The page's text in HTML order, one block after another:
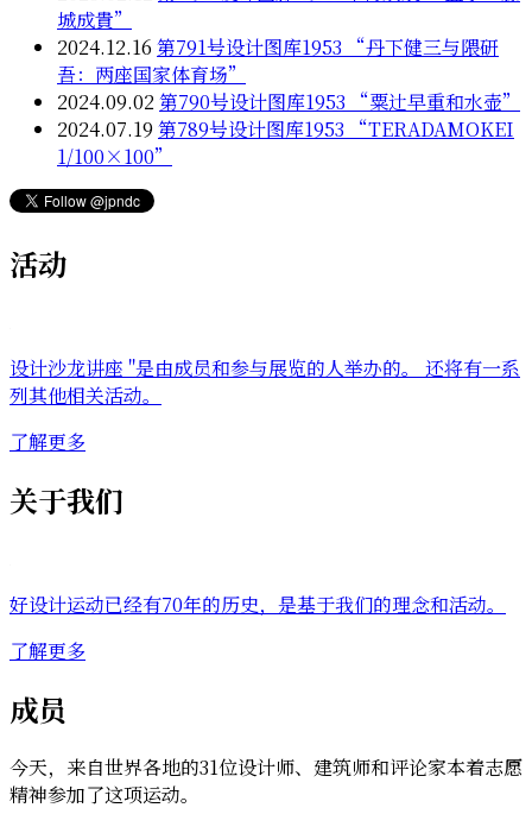
城成貴”
2024.12.16 第791号设计图库1953 “丹下健三与隈研
吾：两座国家体育场”
2024.09.02第790号设计图库1953 “粟辻早重和水壶”
2024.07.19 第789号设计图库1953 “TERADAMOKEI
1/100×100”
活动
设计沙龙讲座 "是由成员和参与展览的人举办的。 还将有一系
列其他相关活动。
了解更多
关于我们
好设计运动已经有70年的历史，是基于我们的理念和活动。
了解更多
成员
今天，来自世界各地的31位设计师、建筑师和评论家本着志愿
精神参加了这项运动。